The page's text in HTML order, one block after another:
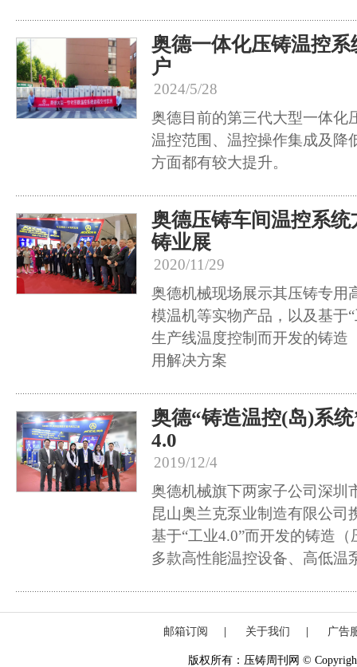
奥德一体化压铸温控
户
2024/5/28
奥德目前的第三代大型一体化
温控范围、温控操作集成及降
方面都有较大提升。
奥德压铸车间温控系统
铸业展
2020/11/29
奥德机械现场展示其压铸专用
模温机等实物产品，以及基于
生产线温度控制而开发的铸造
用解决方案
奥德“铸造温控(岛)系
4.0
2019/12/4
奥德机械旗下两家子公司深圳
昆山奥兰克泵业制造有限公司
基于“工业4.0”而开发的铸造
多款高性能温控设备、高低温
邮箱订阅 关于我们 广告
版权所有：压铸周刊网 ©